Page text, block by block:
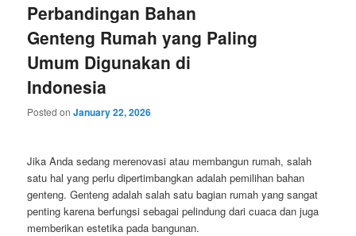
Perbandingan Bahan
Genteng Rumah yang Paling
Umum Digunakan di
Indonesia
Posted onJanuary 22, 2026
Jika Anda sedang merenovasi atau membangun rumah, salah
satu hal yang perlu dipertimbangkan adalah pemilihan bahan
genteng. Genteng adalah salah satu bagian rumah yang sangat
penting karena berfungsi sebagai pelindung dari cuaca dan juga
memberikan estetika pada bangunan.